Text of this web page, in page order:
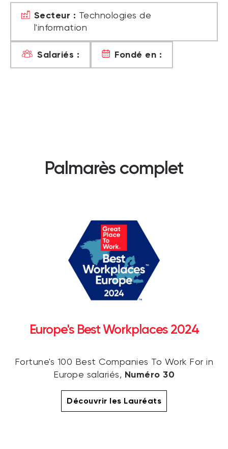
Secteur : Technologies de
l'information
Salariés : Fondé en :
Palmarès complet
Europe's Best Workplaces 2024
Fortune's 100 Best Companies To Work For in
Europe salariés, Numéro 30
Découvrir les Lauréats